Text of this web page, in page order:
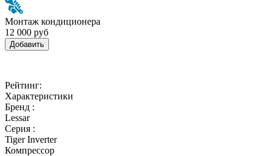
Монтаж кондиционера
12 000 руб
Добавить
Рейтинг:
Характеристики
Бренд :
Lessar
Серия :
Tiger Inverter
Компрессор